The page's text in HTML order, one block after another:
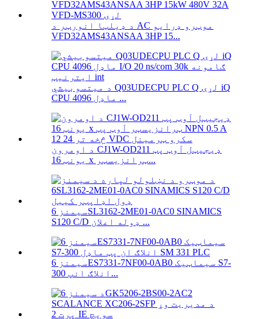
د ډیلټا انورټر د AC موټرو ډرایو
VFD32AMS43ANSAA 3HP 15...
د میتسوبیشي Q03UDECPU PLC Q لړۍ iQ
CPU ماډل 4096 ...
د اومرون CJ1W-OD211 ډیجیټل آوټ پټ
یونټ 16 x ټرانزیسټر...
سیمنز 6SL3162-2ME01-0AC0 SINAMICS
S120 C/D ډوله اعلان ...
سیمنز 6ES7331-7NF00-0AB0 سیماټیک S7-
300 انلاګ انپ...